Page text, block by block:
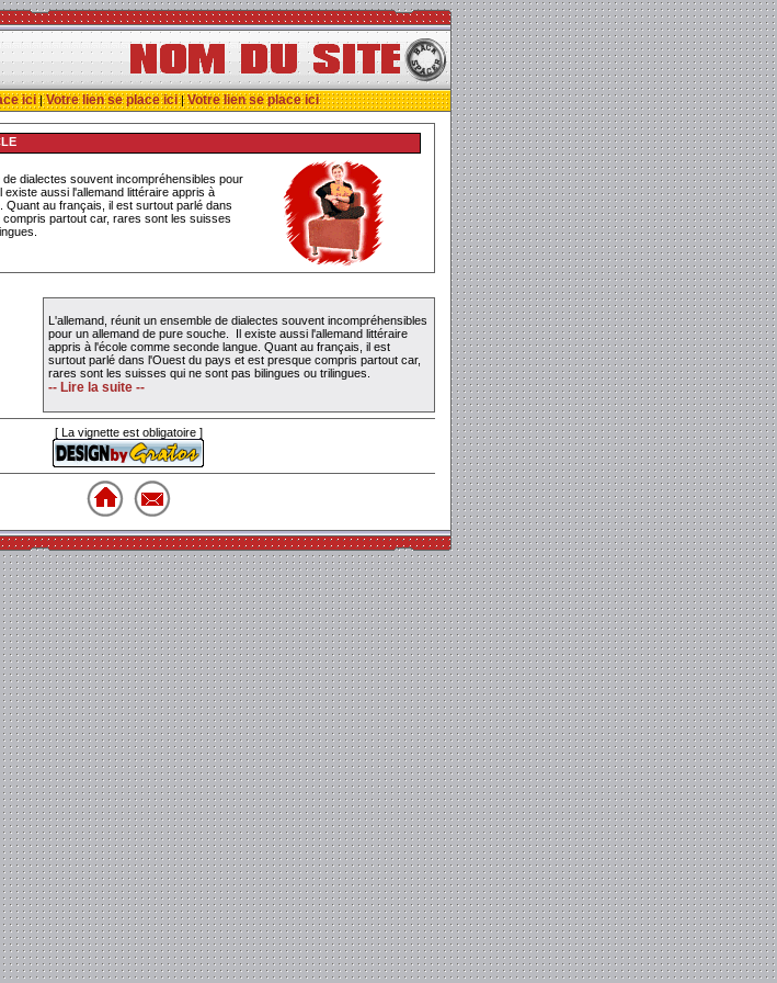
ici | Votre lien se place ici | Votre lien se place ici
dialectes souvent incompréhensibles pour
aussi l'allemand littéraire appris à
Quant au français, il est surtout parlé dans
partout car, rares sont les suisses
L'allemand, réunit un ensemble de dialectes souvent incompréhensibles
pour un allemand de pure souche. Il existe aussi l'allemand littéraire
appris à l'école comme seconde langue. Quant au français, il est
surtout parlé dans l'Ouest du pays et est presque compris partout car,
rares sont les suisses qui ne sont pas bilingues ou trilingues.
-- Lire la suite --
[ La vignette est obligatoire ]